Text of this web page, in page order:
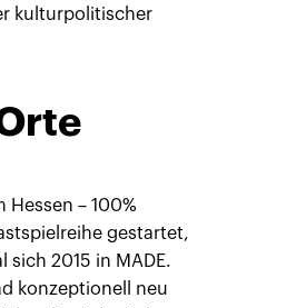
kulturpolitischer
Hessen – 100%
gestartet,
sich 2015 in MADE.
konzeptionell neu